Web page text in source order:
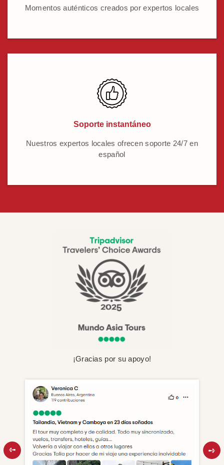
Momentos auténticos creados por expertos locales
Soporte instantáneo
Nuestros expertos locales ofrecen soporte 24/7 en
español
¡Gracias por su apoyo!